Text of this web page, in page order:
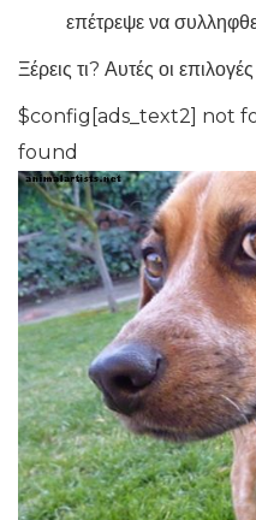
επέτρεψε να
Ξέρεις τι? Αυτές οι
$config[ads_text2] not
found